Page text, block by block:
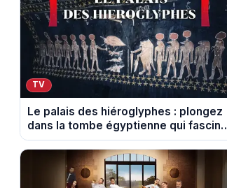
TV
Le palais des hiéroglyphes : plongez
dans la tombe égyptienne qui fascine
les archéologues